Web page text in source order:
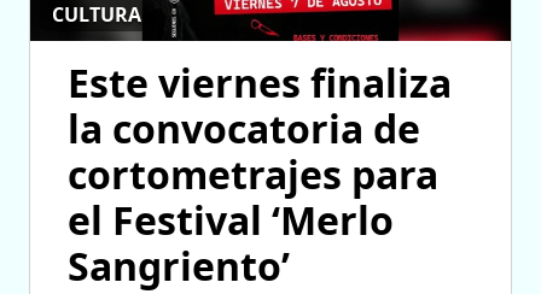
CULTURA
Este viernes finaliza
la convocatoria de
cortometrajes para
el Festival ‘Merlo
Sangriento’